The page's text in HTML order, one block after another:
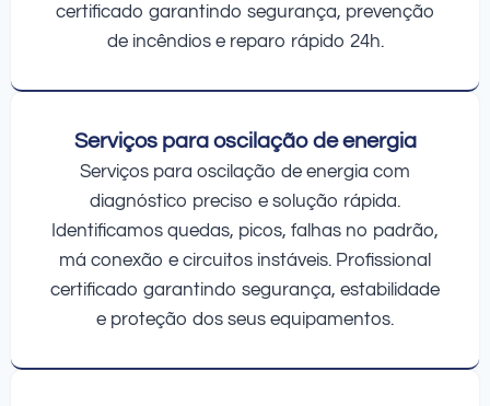
certificado garantindo segurança, prevenção
de incêndios e reparo rápido 24h.
Serviços para oscilação de energia
Serviços para oscilação de energia com
diagnóstico preciso e solução rápida.
Identificamos quedas, picos, falhas no padrão,
má conexão e circuitos instáveis. Profissional
certificado garantindo segurança, estabilidade
e proteção dos seus equipamentos.